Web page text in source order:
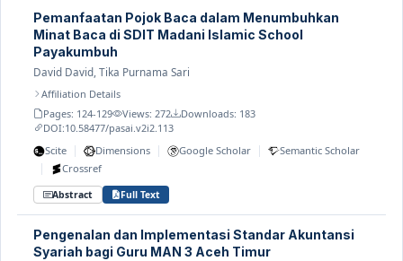
Pemanfaatan Pojok Baca dalam Menumbuhkan
Minat Baca di SDIT Madani Islamic School
Payakumbuh
David David, Tika Purnama Sari
Affiliation Details
Pages: 124-129
Views: 272
Downloads: 183
DOI:10.58477/pasai.v2i2.113
Scite | Dimensions | Google Scholar | Semantic Scholar
| Crossref
Abstract Full Text
Pengenalan dan Implementasi Standar Akuntansi
Syariah bagi Guru MAN 3 Aceh Timur